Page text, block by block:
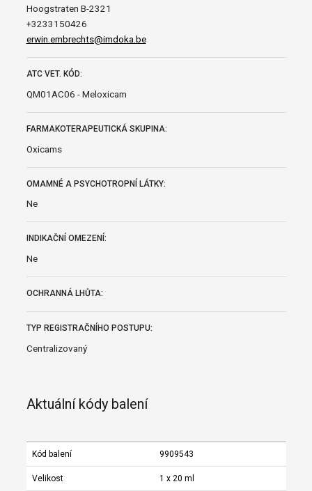
Hoogstraten B-2321
+3233150426
erwin.embrechts@imdoka.be
ATC VET. KÓD:
QM01AC06 - Meloxicam
FARMAKOTERAPEUTICKÁ SKUPINA:
Oxicams
OMAMNÉ A PSYCHOTROPNÍ LÁTKY:
Ne
INDIKAČNÍ OMEZENÍ:
Ne
OCHRANNÁ LHŮTA:
TYP REGISTRAČNÍHO POSTUPU:
Centralizovaný
Aktuální kódy balení
Kód balení 9909543
Velikost 1 x 20 ml